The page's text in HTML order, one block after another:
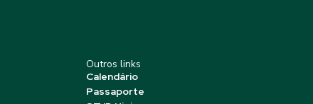
Outros links
Calendário
Passaporte